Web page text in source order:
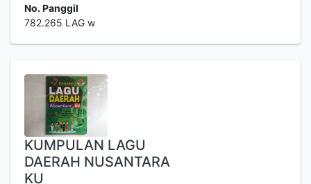
No. Panggil
782.265 LAG w
KUMPULAN LAGU
DAERAH NUSANTARA
KU